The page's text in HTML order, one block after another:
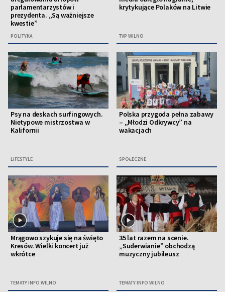
parlamentarzystów i
prezydenta. „Są ważniejsze
kwestie”
POLITYKA
krytykujące Polaków na Litwie
TVP WILNO
Psy na deskach surfingowych.
Nietypowe mistrzostwa w
Kalifornii
LIFESTYLE
Polska przygoda pełna zabawy
– „Młodzi Odkrywcy” na
wakacjach
SPOŁECZNE
Mrągowo szykuje się na święto
Kresów. Wielki koncert już
wkrótce
TEMATY INFO WILNO
35 lat razem na scenie.
„Suderwianie” obchodzą
muzyczny jubileusz
TEMATY INFO WILNO